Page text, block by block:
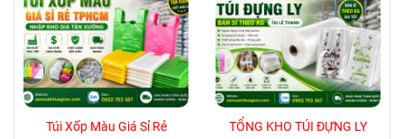
Túi Xốp Màu Giá Sỉ Rẻ
TỔNG KHO TÚI ĐỰNG LY